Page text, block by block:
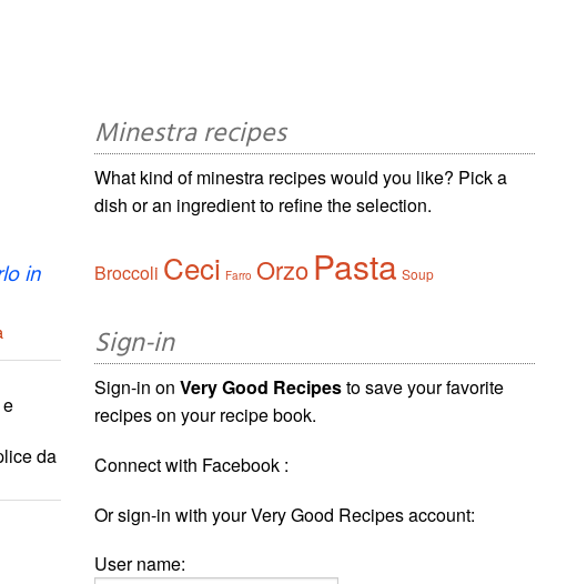
in
da
Minestra recipes
What kind of minestra recipes would you like? Pick a
dish or an ingredient to refine the selection.
Broccoli Ceci Farro OrzoPasta Soup
Sign-in
Sign-in onVery Good Recipesto save your favorite
recipes on your recipe book.
Connect with Facebook :
Or sign-in with your Very Good Recipes account:
User name: